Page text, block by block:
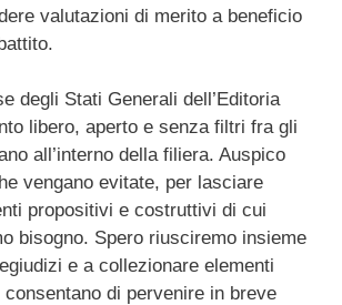
valutazioni di merito a beneficio
degli Stati Generali dell’Editoria
libero, aperto e senza filtri fra gli
all’interno della filiera. Auspico
vengano evitate, per lasciare
propositivi e costruttivi di cui
bisogno. Spero riusciremo insieme
e a collezionare elementi
di pervenire in breve